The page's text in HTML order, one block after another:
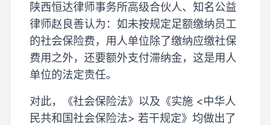
陕西恒达律师事务所高级合伙人、知名公益
律师赵良善认为：如未按规定足额缴纳员工
的社会保险费，用人单位除了缴纳应缴社保
费用之外，还要额外支付滞纳金，这是用人
单位的法定责任。
对此，《社会保险法》以及《实施 <中华人
民共和国社会保险法> 若干规定》均做出了